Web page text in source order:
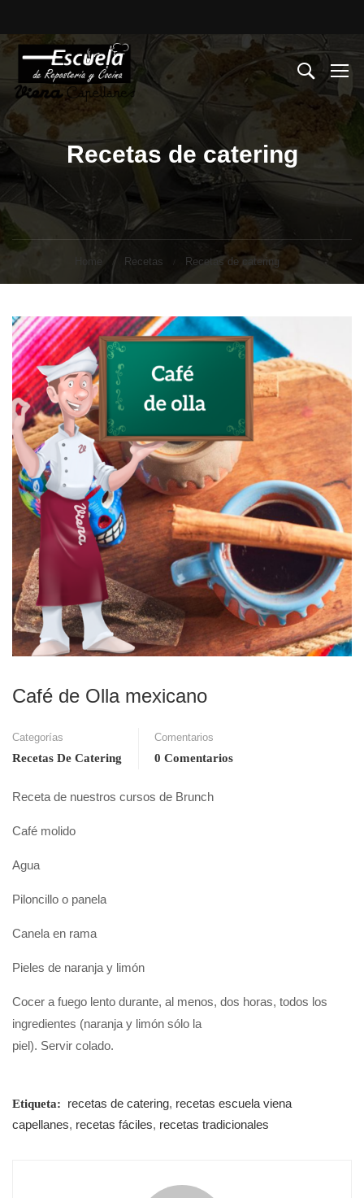
Recetas de catering
Home Recetas Recetas de catering
Café de Olla mexicano
Categorías
Recetas De Catering
Comentarios
0 Comentarios
Receta de nuestros cursos de Brunch
Café molido
Agua
Piloncillo o panela
Canela en rama
Pieles de naranja y limón
Cocer a fuego lento durante, al menos, dos horas, todos los
ingredientes (naranja y limón sólo la
piel). Servir colado.
Etiqueta: recetas de catering, recetas escuela viena
capellanes, recetas fáciles, recetas tradicionales